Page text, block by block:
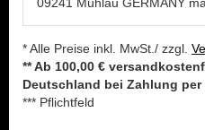
* Alle Preise inkl. MwSt./ zzgl.
** Ab 100,00 €
Deutschland bei Zahlung per
*** Pflichtfeld